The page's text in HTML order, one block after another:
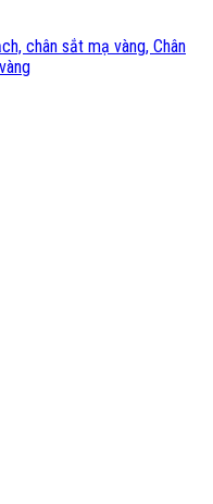
chân sắt mạ vàng, Chân